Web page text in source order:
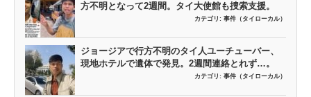
方不明となって2週間。タイ大使館も捜索支援。
カテゴリ: 事件（タイローカル）
ジョージアで行方不明のタイ人ユーチューバー、
現地ホテルで遺体で発見。2週間連絡とれず…。
カテゴリ: 事件（タイローカル）